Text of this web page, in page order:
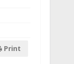
Print